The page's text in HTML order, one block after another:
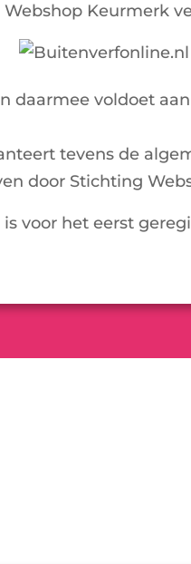
Keurmerk
daarmee voldoet
tevens de
door Stichting
voor het eerst